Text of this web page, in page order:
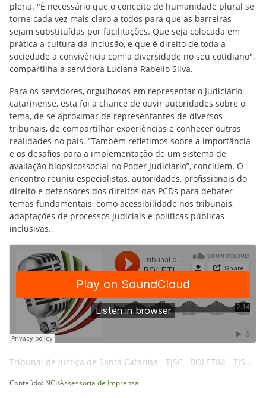
plena. "É necessário que o conceito de humanidade plural se
torne cada vez mais claro a todos para que as barreiras
sejam substituídas por facilitações. Que seja colocada em
prática a cultura da inclusão, e que é direito de toda a
sociedade a convivência com a diversidade no seu cotidiano",
compartilha a servidora Luciana Rabello Silva.
Para os servidores, orgulhosos em representar o Judiciário
catarinense, esta foi a chance de ouvir autoridades sobre o
tema, de se aproximar de representantes de diversos
tribunais, de compartilhar experiências e conhecer outras
realidades no país. “Também refletimos sobre a importância
e os desafios para a implementação de um sistema de
avaliação biopsicossocial no Poder Judiciário”, concluem. O
encontro reuniu especialistas, autoridades, profissionais do
direito e defensores dos direitos das PCDs para debater
temas fundamentais, como acessibilidade nos tribunais,
adaptações de processos judiciais e políticas públicas
inclusivas.
Tribunal de Justiça de Santa Catarina - TJSC · BOLETIM - TJSC - 24SET24 - ACESSIBILIDADE - AI
Conteúdo: NCI/Assessoria de Imprensa